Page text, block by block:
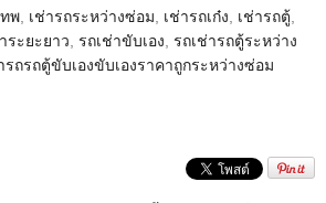
ทพ เช่ารถระหว่างซ่อม เช่ารถเก๋ง เช่ารถตู้
ระยะยาว รถเช่าขับเอง รถเช่ารถตู้ระหว่าง
รถรถตู้ขับเองขับเองราคาถูกระหว่างซ่อม